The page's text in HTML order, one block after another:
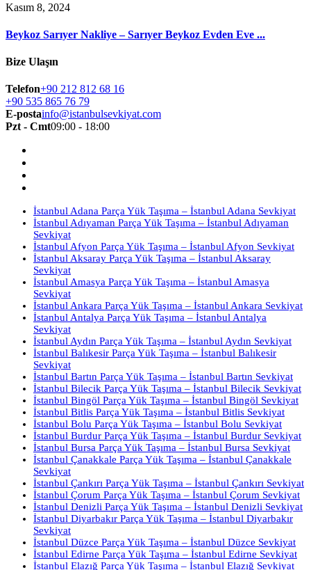
Kasım 8, 2024
Beykoz Sarıyer Nakliye – Sarıyer Beykoz Evden Eve ...
Bize Ulaşın
Telefon+90 212 812 68 16
+90 535 865 76 79
E-postainfo@istanbulsevkiyat.com
Pzt - Cmt09:00 - 18:00
İstanbul Adana Parça Yük Taşıma – İstanbul Adana Sevkiyat
İstanbul Adıyaman Parça Yük Taşıma – İstanbul Adıyaman
Sevkiyat
İstanbul Afyon Parça Yük Taşıma – İstanbul Afyon Sevkiyat
İstanbul Aksaray Parça Yük Taşıma – İstanbul Aksaray
Sevkiyat
İstanbul Amasya Parça Yük Taşıma – İstanbul Amasya
Sevkiyat
İstanbul Ankara Parça Yük Taşıma – İstanbul Ankara Sevkiyat
İstanbul Antalya Parça Yük Taşıma – İstanbul Antalya
Sevkiyat
İstanbul Aydın Parça Yük Taşıma – İstanbul Aydın Sevkiyat
İstanbul Balıkesir Parça Yük Taşıma – İstanbul Balıkesir
Sevkiyat
İstanbul Bartın Parça Yük Taşıma – İstanbul Bartın Sevkiyat
İstanbul Bilecik Parça Yük Taşıma – İstanbul Bilecik Sevkiyat
İstanbul Bingöl Parça Yük Taşıma – İstanbul Bingöl Sevkiyat
İstanbul Bitlis Parça Yük Taşıma – İstanbul Bitlis Sevkiyat
İstanbul Bolu Parça Yük Taşıma – İstanbul Bolu Sevkiyat
İstanbul Burdur Parça Yük Taşıma – İstanbul Burdur Sevkiyat
İstanbul Bursa Parça Yük Taşıma – İstanbul Bursa Sevkiyat
İstanbul Çanakkale Parça Yük Taşıma – İstanbul Çanakkale
Sevkiyat
İstanbul Çankırı Parça Yük Taşıma – İstanbul Çankırı Sevkiyat
İstanbul Çorum Parça Yük Taşıma – İstanbul Çorum Sevkiyat
İstanbul Denizli Parça Yük Taşıma – İstanbul Denizli Sevkiyat
İstanbul Diyarbakır Parça Yük Taşıma – İstanbul Diyarbakır
Sevkiyat
İstanbul Düzce Parça Yük Taşıma – İstanbul Düzce Sevkiyat
İstanbul Edirne Parça Yük Taşıma – İstanbul Edirne Sevkiyat
İstanbul Elazığ Parça Yük Taşıma – İstanbul Elazığ Sevkiyat